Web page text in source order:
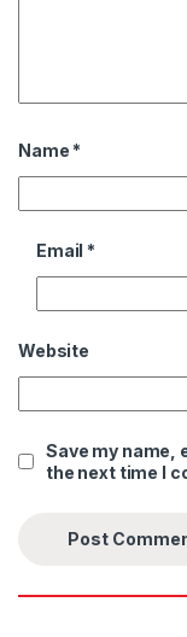
Name *
Email *
Website
Save my name,
the next time I